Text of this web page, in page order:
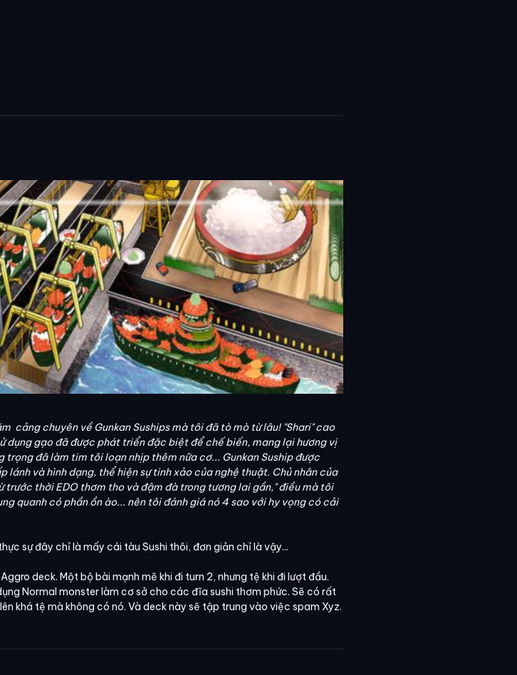
cảng chuyên về Gunkan Suships mà tôi đã tò mò từ lâu! "Shari" cao
dụng gạo đã được phát triển đặc biệt để chế biến, mang lại hương vị
đã làm tim tôi loạn nhịp thêm nữa cơ... Gunkan Suship được
lánh và hình dạng, thể hiện sự tinh xảo của nghệ thuật. Chủ nhân của
thời EDO thơm tho và đậm đà trong tương lai gần," điều mà tôi
quanh có phần ồn ào... nên tôi đánh giá nó 4 sao với hy vọng có cải
sự đây chỉ là mấy cái tàu Sushi thôi, đơn giản chỉ là vậy...
deck. Một bộ bài mạnh mẽ khi đi turn 2, nhưng tệ khi đi lượt đầu.
Normal monster làm cơ sở cho các đĩa sushi thơm phức. Sẽ có rất
khá tệ mà không có nó. Và deck này sẽ tập trung vào việc spam Xyz.